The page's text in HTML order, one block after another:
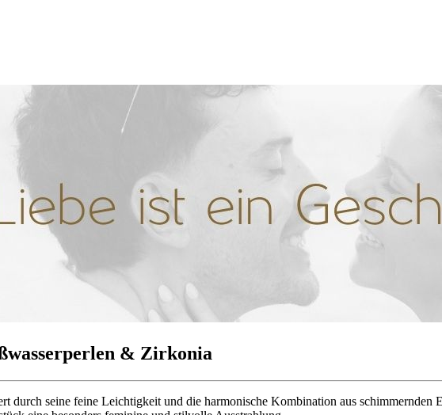
& Zirkonia
durch seine feine Leichtigkeit und die harmonische Kombination aus schimmernden